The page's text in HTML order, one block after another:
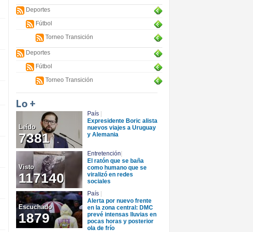
Deportes
Fútbol
Torneo Transición
Deportes
Fútbol
Torneo Transición
Lo +
Leído
7381
País
Expresidente Boric alista
nuevos viajes a Uruguay
y Alemania
Visto
117140
Entretención
El ratón que se baña
como humano que se
viralizó en redes
sociales
Escuchado
1879
País
Alerta por nuevo frente
en la zona central: DMC
prevé intensas lluvias en
pocas horas y posterior
ola de frío